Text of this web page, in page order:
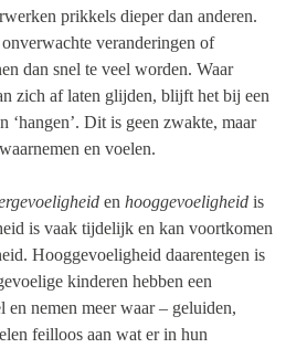
prikkels dieper dan anderen.
veranderingen of
dan snel te veel worden. Waar
zich af laten glijden, blijft het bij een
‘hangen’. Dit is geen zwakte, maar
en voelen.
en hooggevoeligheid is
is vaak tijdelijk en kan voortkomen
Hooggevoeligheid daarentegen is
kinderen hebben een
en nemen meer waar – geluiden,
feilloos aan wat er in hun